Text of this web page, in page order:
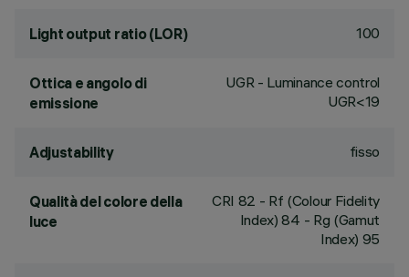
Light output ratio (LOR) 100
Ottica e angolo di
emissione
UGR - Luminance control
UGR<19
Adjustability fisso
Qualità del colore della
luce
CRI 82 - Rf (Colour Fidelity
Index) 84 - Rg (Gamut
Index) 95